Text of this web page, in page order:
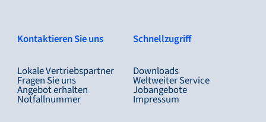
Kontaktieren Sie uns
Lokale Vertriebspartner
Fragen Sie uns
Angebot erhalten
Notfallnummer
Schnellzugriff
Downloads
Weltweiter Service
Jobangebote
Impressum